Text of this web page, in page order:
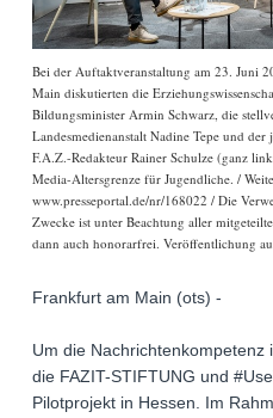
Bei der Auftaktveranstaltung am 23. Juni
Main diskutierten die
Bildungsminister Armin Schwarz, die
Landesmedienanstalt Nadine Tepe und
F.A.Z.-Redakteur Rainer Schulze (ganz
Media-Altersgrenze für Jugendliche. /
www.presseportal.de/nr/168022 / Die
Zwecke ist unter Beachtung aller
dann auch honorarfrei. Veröffentlichung
Frankfurt am Main (ots) -
Um die
die FAZIT-STIFTUNG und
Pilotprojekt in Hessen. Im